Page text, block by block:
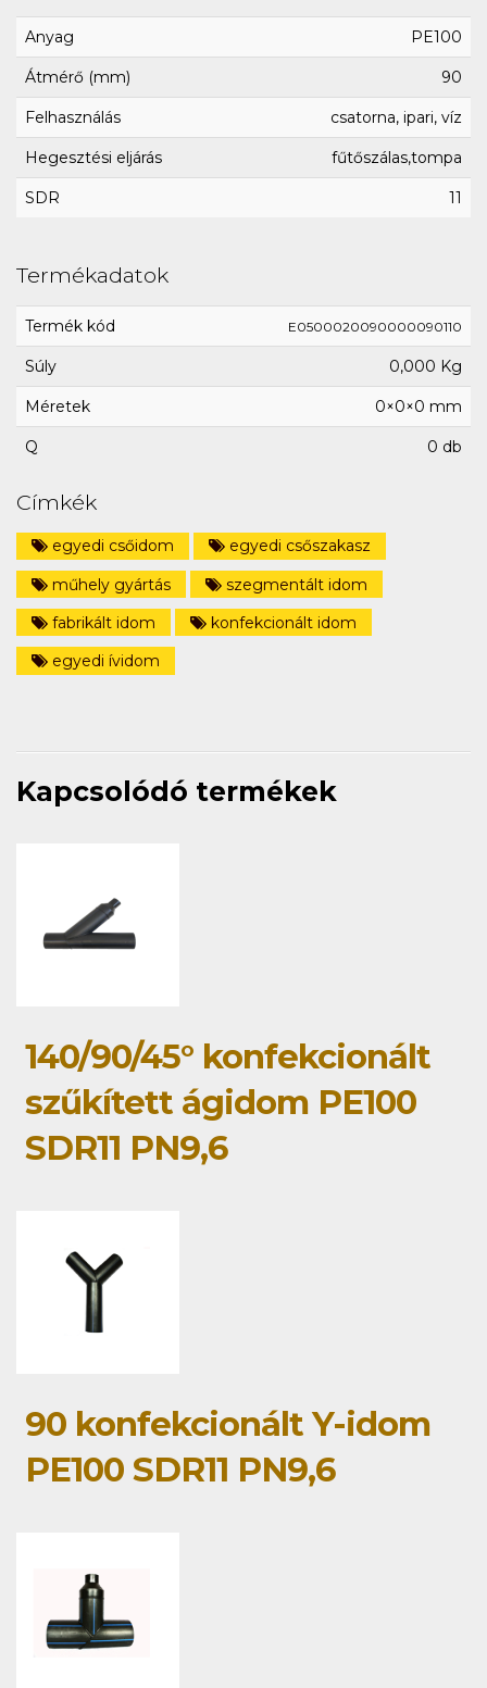
Anyag PE100
Átmérő (mm) 90
Felhasználás csatorna, ipari, víz
Hegesztési eljárás fűtőszálas,tompa
SDR 11
Termékadatok
Termék kód E0500020090000090110
Súly 0,000 Kg
Méretek 0×0×0 mm
Q 0 db
Címkék
egyedi csőidom
egyedi csőszakasz
műhely gyártás
szegmentált idom
fabrikált idom
konfekcionált idom
egyedi ívidom
Kapcsolódó termékek
140/90/45° konfekcionált
szűkített ágidom PE100
SDR11 PN9,6
90 konfekcionált Y-idom
PE100 SDR11 PN9,6